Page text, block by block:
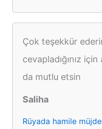
Çok teşekkür
cevapladığınız
da mutlu etsin
Saliha
Rüyada hamile